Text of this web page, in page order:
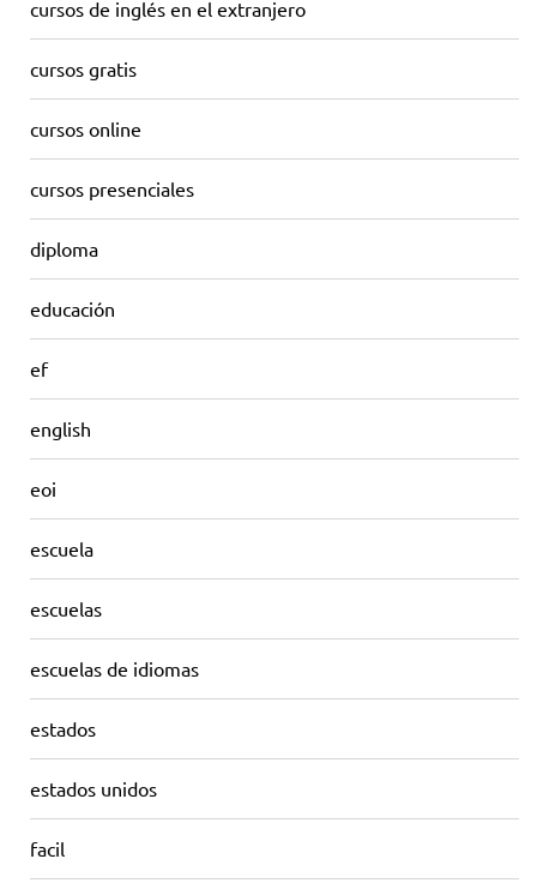
cursos de inglés en el extranjero
cursos gratis
cursos online
cursos presenciales
diploma
educación
ef
english
eoi
escuela
escuelas
escuelas de idiomas
estados
estados unidos
facil